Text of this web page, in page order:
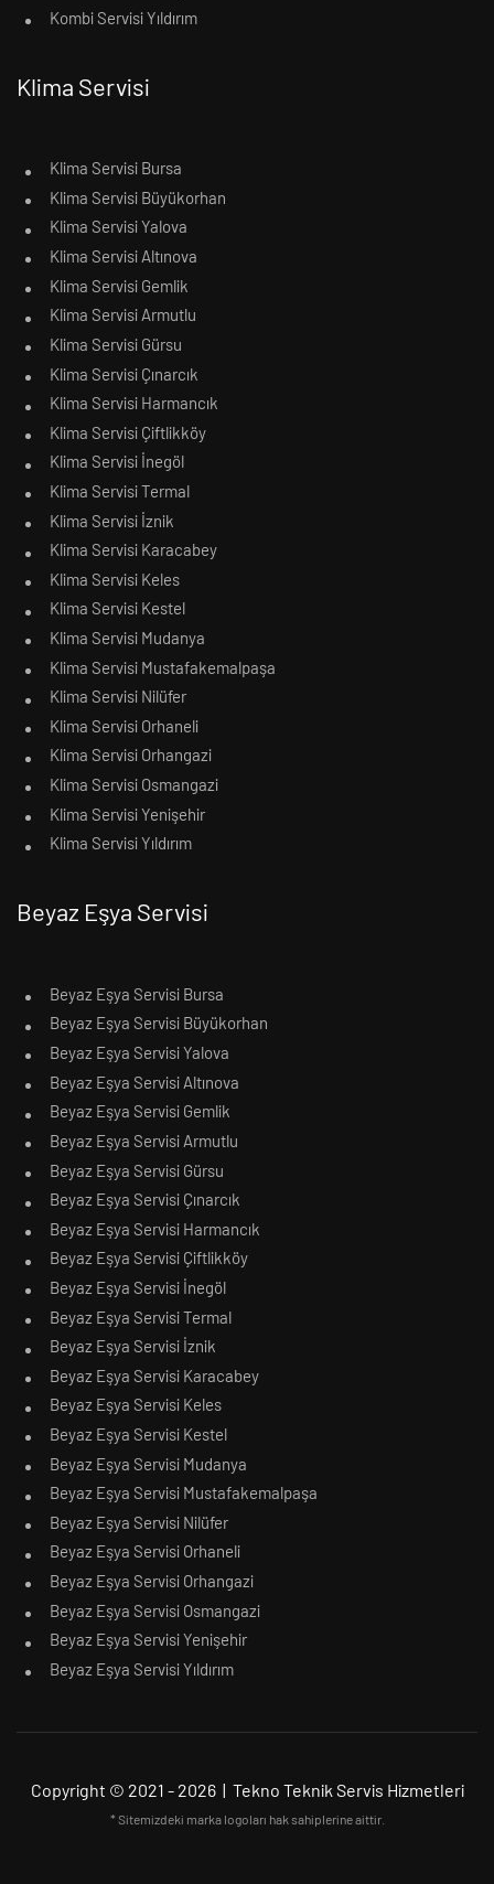
Kombi Servisi Yıldırım
Klima Servisi
Klima Servisi Bursa
Klima Servisi Büyükorhan
Klima Servisi Yalova
Klima Servisi Altınova
Klima Servisi Gemlik
Klima Servisi Armutlu
Klima Servisi Gürsu
Klima Servisi Çınarcık
Klima Servisi Harmancık
Klima Servisi Çiftlikköy
Klima Servisi İnegöl
Klima Servisi Termal
Klima Servisi İznik
Klima Servisi Karacabey
Klima Servisi Keles
Klima Servisi Kestel
Klima Servisi Mudanya
Klima Servisi Mustafakemalpaşa
Klima Servisi Nilüfer
Klima Servisi Orhaneli
Klima Servisi Orhangazi
Klima Servisi Osmangazi
Klima Servisi Yenişehir
Klima Servisi Yıldırım
Beyaz Eşya Servisi
Beyaz Eşya Servisi Bursa
Beyaz Eşya Servisi Büyükorhan
Beyaz Eşya Servisi Yalova
Beyaz Eşya Servisi Altınova
Beyaz Eşya Servisi Gemlik
Beyaz Eşya Servisi Armutlu
Beyaz Eşya Servisi Gürsu
Beyaz Eşya Servisi Çınarcık
Beyaz Eşya Servisi Harmancık
Beyaz Eşya Servisi Çiftlikköy
Beyaz Eşya Servisi İnegöl
Beyaz Eşya Servisi Termal
Beyaz Eşya Servisi İznik
Beyaz Eşya Servisi Karacabey
Beyaz Eşya Servisi Keles
Beyaz Eşya Servisi Kestel
Beyaz Eşya Servisi Mudanya
Beyaz Eşya Servisi Mustafakemalpaşa
Beyaz Eşya Servisi Nilüfer
Beyaz Eşya Servisi Orhaneli
Beyaz Eşya Servisi Orhangazi
Beyaz Eşya Servisi Osmangazi
Beyaz Eşya Servisi Yenişehir
Beyaz Eşya Servisi Yıldırım
Copyright © 2021 - 2026 | Tekno Teknik Servis Hizmetleri
* Sitemizdeki marka logoları hak sahiplerine aittir.